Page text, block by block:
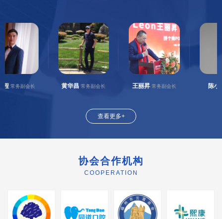
副会长 黄华昌 常务副会长 王丽昇 常务副会长 陈小辉 副
查看更多+
协会合作机构
COOPERATION